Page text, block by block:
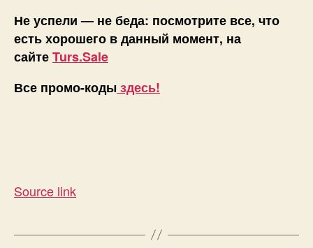
Не успели — не беда: посмотрите все, что
есть хорошего в данный момент, на
сайтеTurs.Sale
Все промо-кодыздесь!
Source link